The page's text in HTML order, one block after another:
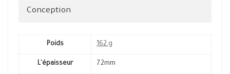
Conception
Poids 162 g
L'épaisseur 7.2mm